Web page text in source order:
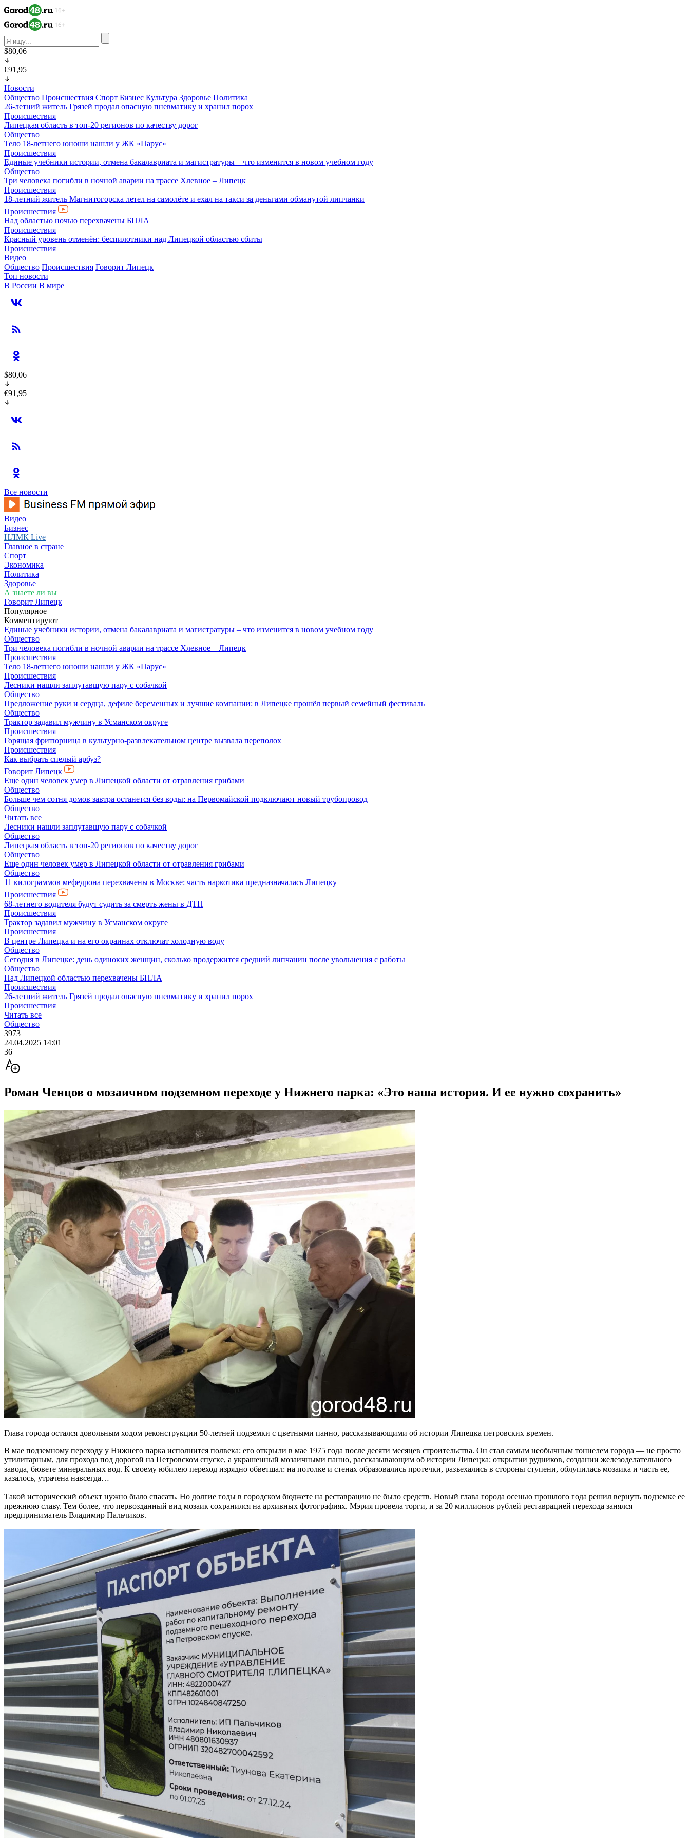
$80,06
€91,95
Новости
Общество Происшествия Спорт Бизнес Культура Здоровье Политика
26-летний житель Грязей продал опасную пневматику и хранил порох
Происшествия
Липецкая область в топ-20 регионов по качеству дорог
Общество
Тело 18-летнего юноши нашли у ЖК «Парус»
Происшествия
Единые учебники истории, отмена бакалавриата и магистратуры – что изменится в новом учебном году
Общество
Три человека погибли в ночной аварии на трассе Хлевное – Липецк
Происшествия
18-летний житель Магнитогорска летел на самолёте и ехал на такси за деньгами обманутой липчанки
Происшествия
Над областью ночью перехвачены БПЛА
Происшествия
Красный уровень отменён: беспилотники над Липецкой областью сбиты
Происшествия
Видео
Общество Происшествия Говорит Липецк
Топ новости
В России В мире
$80,06
€91,95
Все новости
Видео
Бизнес
НЛМК Live
Главное в стране
Спорт
Экономика
Политика
Здоровье
А знаете ли вы
Говорит Липецк
Популярное
Комментируют
Единые учебники истории, отмена бакалавриата и магистратуры – что изменится в новом учебном году
Общество
Три человека погибли в ночной аварии на трассе Хлевное – Липецк
Происшествия
Тело 18-летнего юноши нашли у ЖК «Парус»
Происшествия
Лесники нашли заплутавшую пару с собачкой
Общество
Предложение руки и сердца, дефиле беременных и лучшие компании: в Липецке прошёл первый семейный фестиваль
Общество
Трактор задавил мужчину в Усманском округе
Происшествия
Горящая фритюрница в культурно-развлекательном центре вызвала переполох
Происшествия
Как выбрать спелый арбуз?
Говорит Липецк
Еще один человек умер в Липецкой области от отравления грибами
Общество
Больше чем сотня домов завтра останется без воды: на Первомайской подключают новый трубопровод
Общество
Читать все
Лесники нашли заплутавшую пару с собачкой
Общество
Липецкая область в топ-20 регионов по качеству дорог
Общество
Еще один человек умер в Липецкой области от отравления грибами
Общество
11 килограммов мефедрона перехвачены в Москве: часть наркотика предназначалась Липецку
Происшествия
68-летнего водителя будут судить за смерть жены в ДТП
Происшествия
Трактор задавил мужчину в Усманском округе
Происшествия
В центре Липецка и на его окраинах отключат холодную воду
Общество
Сегодня в Липецке: день одиноких женщин, сколько продержится средний липчанин после увольнения с работы
Общество
Над Липецкой областью перехвачены БПЛА
Происшествия
26-летний житель Грязей продал опасную пневматику и хранил порох
Происшествия
Читать все
Общество
3973
24.04.2025 14:01
36
Роман Ченцов о мозаичном подземном переходе у Нижнего парка: «Это наша история. И ее нужно сохранить»
Глава города остался довольным ходом реконструкции 50-летней подземки с цветными панно, рассказывающими об истории Липецка петровских времен.
В мае подземному переходу у Нижнего парка исполнится полвека: его открыли в мае 1975 года после десяти месяцев строительства. Он стал самым необычным тоннелем города — не просто
утилитарным, для прохода под дорогой на Петровском спуске, а украшенный мозаичными панно, рассказывающим об истории Липецка: открытии рудников, создании железоделательного
завода, бювете минеральных вод. К своему юбилею переход изрядно обветшал: на потолке и стенах образовались протечки, разъехались в стороны ступени, облупилась мозаика и часть ее,
казалось, утрачена навсегда…
Такой исторический объект нужно было спасать. Но долгие годы в городском бюджете на реставрацию не было средств. Новый глава города осенью прошлого года решил вернуть подземке ее
прежнюю славу. Тем более, что первозданный вид мозаик сохранился на архивных фотографиях. Мэрия провела торги, и за 20 миллионов рублей реставрацией перехода занялся
предприниматель Владимир Пальчиков.